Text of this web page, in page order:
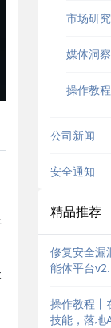
市场研究
媒体洞察
操作教程
公司新闻
安全通知
精品推荐
修复安全漏
能体平台
操作教程丨
技能，落地